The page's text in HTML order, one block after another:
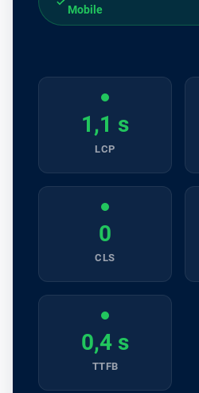
Mobile
1,1 s
LCP
0
CLS
0,4 s
TTFB